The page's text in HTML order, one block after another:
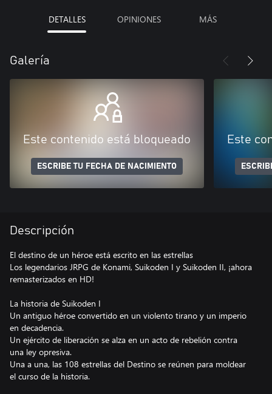
DETALLES OPINIONES MÁS
Galería
Este contenido está bloqueado
ESCRIBE TU FECHA DE NACIMIENTO
Este
Descripción
El destino de un héroe está escrito en las estrellas
Los legendarios JRPG de Konami, Suikoden I y Suikoden II, ¡ahora
remasterizados en HD!
La historia de Suikoden I
Un antiguo héroe convertido en un violento tirano y un imperio
en decadencia.
Un ejército de liberación se alza en un acto de rebelión contra
una ley opresiva.
Una a una, las 108 estrellas del Destino se reúnen para moldear
el curso de la historia.